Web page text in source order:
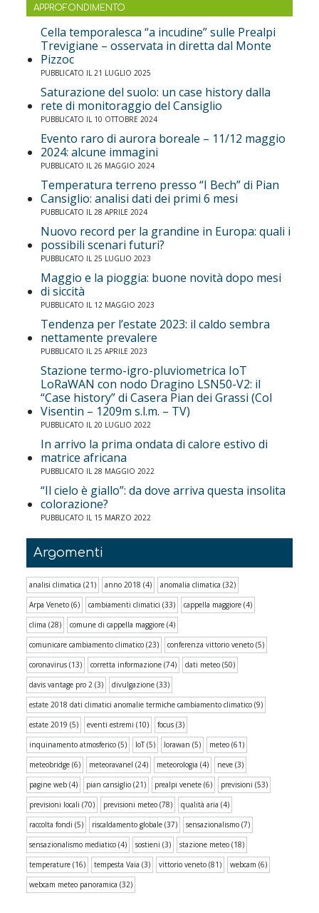
APPROFONDIMENTO
Cella temporalesca “a incudine” sulle Prealpi
Trevigiane – osservata in diretta dal Monte
Pizzoc
PUBBLICATO IL 21 LUGLIO 2025
Saturazione del suolo: un case history dalla
rete di monitoraggio del Cansiglio
PUBBLICATO IL 10 OTTOBRE 2024
Evento raro di aurora boreale – 11/12 maggio
2024: alcune immagini
PUBBLICATO IL 26 MAGGIO 2024
Temperatura terreno presso “I Bech” di Pian
Cansiglio: analisi dati dei primi 6 mesi
PUBBLICATO IL 28 APRILE 2024
Nuovo record per la grandine in Europa: quali i
possibili scenari futuri?
PUBBLICATO IL 25 LUGLIO 2023
Maggio e la pioggia: buone novità dopo mesi
di siccità
PUBBLICATO IL 12 MAGGIO 2023
Tendenza per l’estate 2023: il caldo sembra
nettamente prevalere
PUBBLICATO IL 25 APRILE 2023
Stazione termo-igro-pluviometrica IoT
LoRaWAN con nodo Dragino LSN50-V2: il
“Case history” di Casera Pian dei Grassi (Col
Visentin – 1209m s.l.m. – TV)
PUBBLICATO IL 20 LUGLIO 2022
In arrivo la prima ondata di calore estivo di
matrice africana
PUBBLICATO IL 28 MAGGIO 2022
“Il cielo è giallo”: da dove arriva questa insolita
colorazione?
PUBBLICATO IL 15 MARZO 2022
Argomenti
analisi climatica (21) anno 2018 (4) anomalia climatica (32)
Arpa Veneto (6) cambiamenti climatici (33) cappella maggiore (4)
clima (28) comune di cappella maggiore (4)
comunicare cambiamento climatico (23) conferenza vittorio veneto (5)
coronavirus (13) corretta informazione (74) dati meteo (50)
davis vantage pro 2 (3) divulgazione (33)
estate 2018 dati climatici anomalie termiche cambiamento climatico (9)
estate 2019 (5) eventi estremi (10) focus (3)
inquinamento atmosferico (5) IoT(5) lorawan (5) meteo (61)
meteobridge (6) meteoravanel (24) meteorologia (4) neve (3)
pagine web (4) pian cansiglio (21) prealpi venete (6) previsioni (53)
previsioni locali (70) previsioni meteo (78) qualità aria (4)
raccolta fondi (5) riscaldamento globale (37) sensazionalismo (7)
sensazionalismo mediatico (4) sostieni (3) stazione meteo (18)
temperature (16) tempesta Vaia (3) vittorio veneto (81) webcam (6)
webcam meteo panoramica (32)